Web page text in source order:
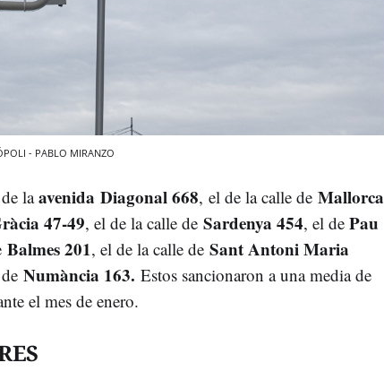
- PABLO MIRANZO
laavenida Diagonal 668, el de la calle de Mallorca
47-49, el de la calle de Sardenya 454, el de Pau
Balmes 201, el de la calle de Sant Antoni Maria
Numància 163. Estos sancionaron a una media de
el mes de enero.